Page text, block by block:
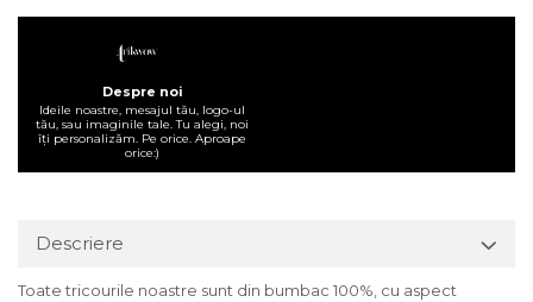
Despre noi
Ideile noastre, mesajul tău, logo-ul
tău, sau imaginile tale. Tu alegi, noi
îți personalizăm. Pe orice. Aproape
orice:)
Descriere
Toate tricourile noastre sunt din bumbac 100%, cu aspect